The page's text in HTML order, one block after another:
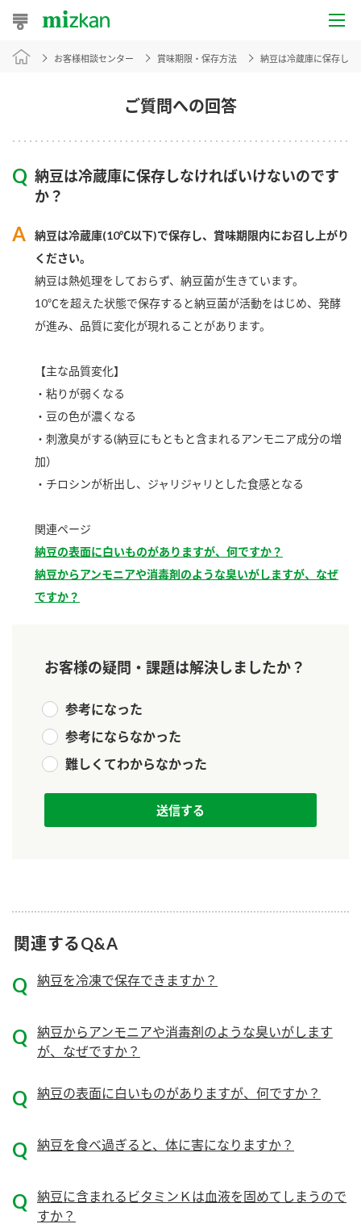
おうちレシピ
レシピ特集
レシピカテゴリ一覧
商品カテゴリ
酢
お酢ドリンク
つゆ たれ
スープ
クイック調味料 レモン果汁
ふりかけ
新商品一覧
キャンペーン情報
ブランド・スペシャルサイト
ブランド・スペシャルサイト トップ
Fibee（ファイビー）
くらしプラ酢
カンタン酢
かおりの蔵
つゆ
鍋なび
納豆のサイト
PIN印
お酢を知ろう！
すしラボ
納豆の豆知識
鍋奉行マニュアル
ミツカンのCM
人気商品 ＋ おすすめレシピ
企業情報
国内事業概要
ミツカングループについて
ミツカンの歴史
MIM（ミツカンミュージアム）
おいしさと健康への取り組み
お客様相談センター
よくあるご質問
お問い合わせ
業務用サイト
ご質問への回答
お客様相談センター 賞味期限・保存方法 納豆は冷蔵庫に保存し
納豆は冷蔵庫に保存しなければいけないのです
か？
納豆は冷蔵庫(10℃以下)で保存し、賞味期限内にお召し上がり
ください。
納豆は熱処理をしておらず、納豆菌が生きています。
10℃を超えた状態で保存すると納豆菌が活動をはじめ、発酵
が進み、品質に変化が現れることがあります。
【主な品質変化】
・粘りが弱くなる
・豆の色が濃くなる
・刺激臭がする(納豆にもともと含まれるアンモニア成分の増
加）
・チロシンが析出し、ジャリジャリとした食感となる
関連ページ
納豆の表面に白いものがありますが、何ですか？
納豆からアンモニアや消毒剤のような臭いがしますが、なぜ
ですか？
お客様の疑問・課題は解決しましたか？
参考になった
参考にならなかった
難しくてわからなかった
関連するQ&A
納豆を冷凍で保存できますか？
納豆からアンモニアや消毒剤のような臭いがします
が、なぜですか？
納豆の表面に白いものがありますが、何ですか？
納豆を食べ過ぎると、体に害になりますか？
納豆に含まれるビタミンＫは血液を固めてしまうので
すか？